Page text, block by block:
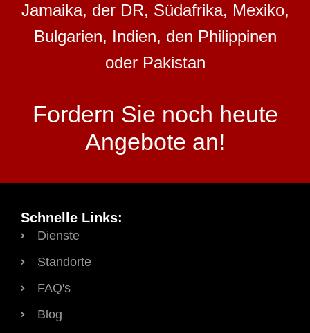
Jamaika, der DR, Südafrika, Mexiko,
Bulgarien, Indien, den Philippinen
oder Pakistan
Fordern Sie noch heute
Angebote an!
Schnelle Links:
Dienste
Standorte
FAQ's
Blog